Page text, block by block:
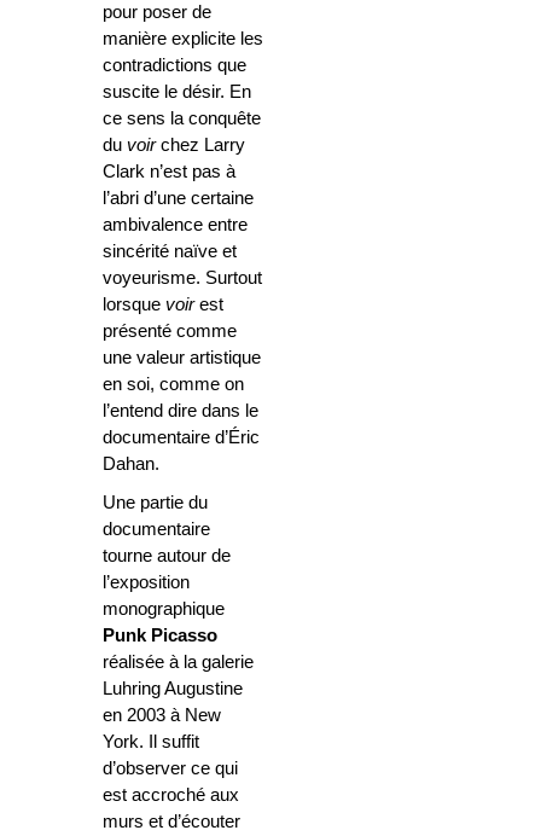
pour poser de
manière explicite les
contradictions que
suscite le désir. En
ce sens la conquête
du voirchez Larry
Clark n’est pas à
l’abri d’une certaine
ambivalence entre
sincérité naïve et
voyeurisme. Surtout
lorsque voirest
présenté comme
une valeur artistique
en soi, comme on
l’entend dire dans le
documentaire d’Éric
Dahan.
Une partie du
documentaire
tourne autour de
l’exposition
monographique
Punk Picasso
réalisée à la galerie
Luhring Augustine
en 2003 à New
York. Il suffit
d’observer ce qui
est accroché aux
murs et d’écouter